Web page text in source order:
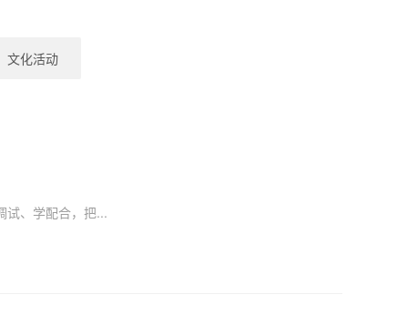
文化活动
、学配合，把...